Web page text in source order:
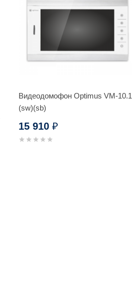
Видеодомофон Optimus VM-10.1
(sw)(sb)
15 910 ₽